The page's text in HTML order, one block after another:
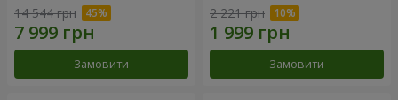
14 544 грн
Замовити
2 221 грн
Замовити